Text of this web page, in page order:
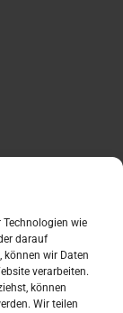
wie
darauf
können wir Daten
verarbeiten.
können
Wir teilen